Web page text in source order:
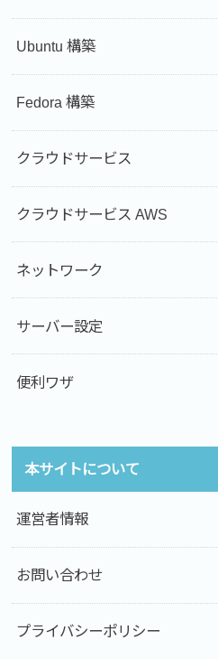
Ubuntu 構築
Fedora 構築
クラウドサービス
クラウドサービス AWS
ネットワーク
サーバー設定
便利ワザ
本サイトについて
運営者情報
お問い合わせ
プライバシーポリシー